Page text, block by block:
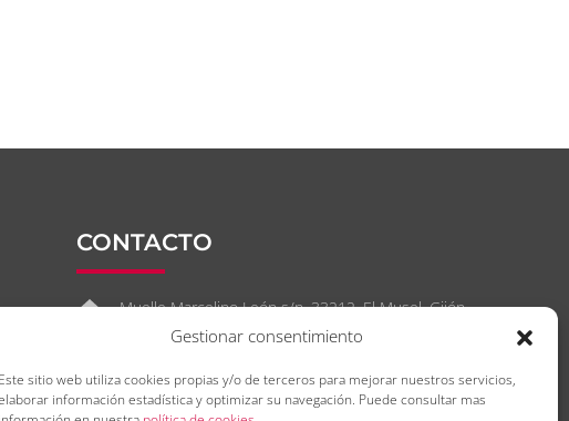
Gestionar consentimiento
Este sitio web utiliza cookies propias y/o de terceros para mejorar nuestros servicios,
información estadística y optimizar su navegación. Puede consultar mas
CONTACTO
Muelle Marcelino León s/n. 33212. El Musel. Gijón.
Asturias. España
info@ebhi.es